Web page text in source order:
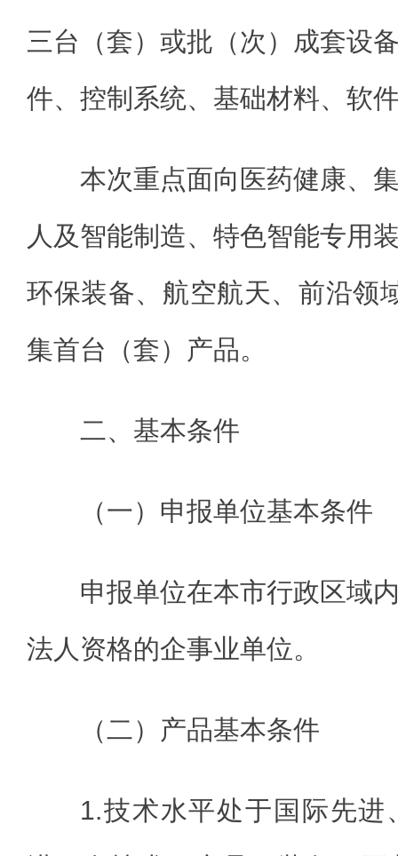
三台（套）或批（次）成套设
件、控制系统、基础材料、软
本次重点面向医药健康、
人及智能制造、特色智能专用
环保装备、航空航天、前沿领
集首台（套）产品。
二、基本条件
（一）申报单位基本条件
申报单位在本市行政区域
法人资格的企事业单位。
（二）产品基本条件
1.技术水平处于国际先进